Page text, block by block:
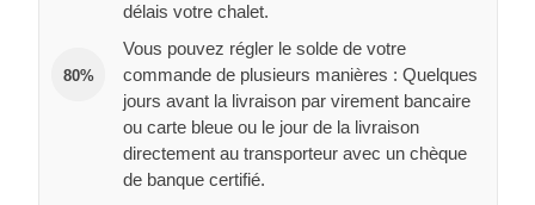
délais votre chalet.
80%
Vous pouvez régler le solde de votre
commande de plusieurs manières : Quelques
jours avant la livraison par virement bancaire
ou carte bleue ou le jour de la livraison
directement au transporteur avec un chèque
de banque certifié.